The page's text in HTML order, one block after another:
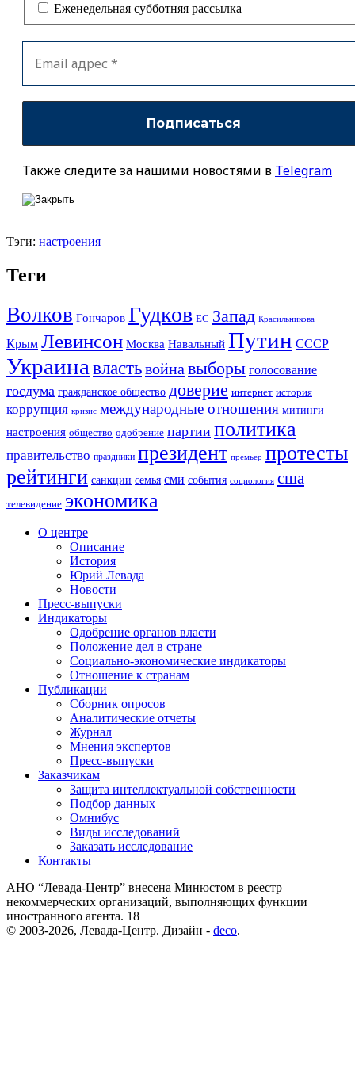
Еженедельная субботняя рассылка
Также следите за нашими новостями в Telegram
Тэги: настроения
Теги
Волков Гончаров Гудков ЕС Запад Красильникова
Крым Левинсон Москва Навальный Путин СССР
Украина властьвойна выборы голосование
госдума гражданское общество доверие интернет история
коррупция кризис международные отношения митинги
настроения общество одобрение партии политика
правительство праздники президент премьер протесты
рейтинги санкции семья сми события социология сша
телевидение экономика
О центре
Описание
История
Юрий Левада
Новости
Пресс-выпуски
Индикаторы
Одобрение органов власти
Положение дел в стране
Социально-экономические индикаторы
Отношение к странам
Публикации
Сборник опросов
Аналитические отчеты
Журнал
Мнения экспертов
Пресс-выпуски
Заказчикам
Защита интеллектуальной собственности
Подбор данных
Омнибус
Виды исследований
Заказать исследование
Контакты
АНО “Левада-Центр” внесена Минюстом в реестр
некоммерческих организаций, выполняющих функции
иностранного агента. 18+
© 2003-2026, Левада-Центр. Дизайн - deco.